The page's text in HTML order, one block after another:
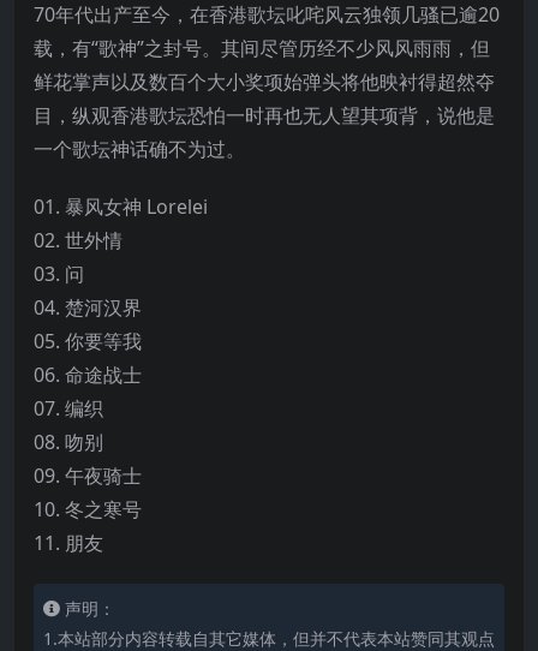
70年代出产至今，在香港歌坛叱咤风云独领几骚已逾20
载，有“歌神”之封号。其间尽管历经不少风风雨雨，但
鲜花掌声以及数百个大小奖项始弹头将他映衬得超然夺
目，纵观香港歌坛恐怕一时再也无人望其项背，说他是
一个歌坛神话确不为过。
01. 暴风女神 Lorelei
02. 世外情
03. 问
04. 楚河汉界
05. 你要等我
06. 命途战士
07. 编织
08. 吻别
09. 午夜骑士
10. 冬之寒号
11. 朋友
声明：
1.本站部分内容转载自其它媒体，但并不代表本站赞同其观点